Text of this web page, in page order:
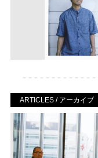
ARTICLES / アーカイブ